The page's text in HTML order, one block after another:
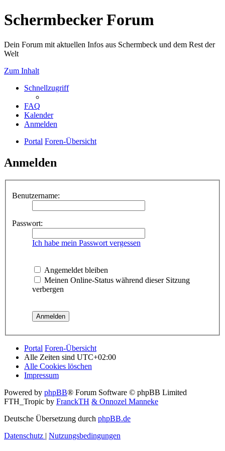
Schermbecker Forum
Dein Forum mit aktuellen Infos aus Schermbeck und dem Rest der
Welt
Zum Inhalt
Schnellzugriff
FAQ
Kalender
Anmelden
Portal Foren-Übersicht
Anmelden
Benutzername:
Passwort:
Ich habe mein Passwort vergessen
Angemeldet bleiben
Meinen Online-Status während dieser Sitzung
verbergen
Portal Foren-Übersicht
Alle Zeiten sind UTC+02:00
Alle Cookies löschen
Impressum
Powered by phpBB® Forum Software © phpBB Limited
FTH_Tropic by FranckTH & Onnozel Manneke
Deutsche Übersetzung durch phpBB.de
Datenschutz | Nutzungsbedingungen